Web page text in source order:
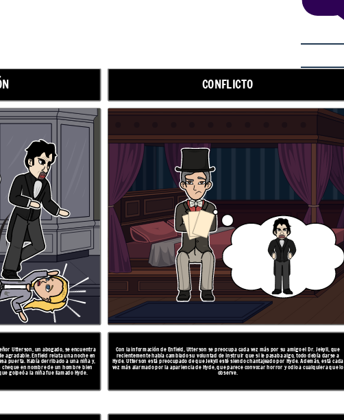
RESOLUCIÓN
su amigo el Dr. Jekyll, que
algo, todo debía darse a
Hyde. Además, está cada
y odio a cualquiera que lo
Una noche, una sirvienta del Dr. Jekyll es testigo del asesinato brutal de un Sir Danvers Carew de
Edward Hyde. Utterson va a Jekyll, quien le asegura que Hyde se ha ido para siempre. Le da a
Utterson una carta de Hyde, que Utterson sospecha más tarde que Jekyll ha forjado. Los criados de
Jekyll están asustados por cosas que han oído y visto en el laboratorio de Jekyll, por lo que convocan
a Utterson. Derriban la puerta del laboratorio y encuentran a Hyde muerto de veneno.
CONFLICTO
Utterson, un abogado, se encuentra
agradable. Enfield relata una noche en
puerta. Había derribado a una niña y,
en nombre de un hombre bien
golpeó a la niña fue llamado Hyde.
Con la información de Enfield, Utterson se preocupa cada vez más por su amigo el Dr. Jekyll, que
recientemente había cambiado su voluntad de instruir que si le pasaba algo, todo debía darse a
Hyde. Utterson está preocupado de que Jekyll esté siendo chantajeado por Hyde. Además, está cada
vez más alarmado por la apariencia de Hyde, que parece convocar horror y odio a cualquiera que lo
observe.